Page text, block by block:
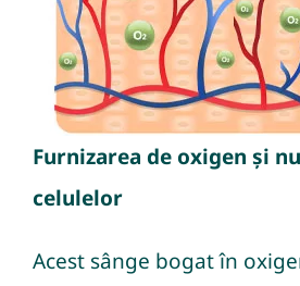
Furnizarea de oxigen și
celulelor
Acest sânge bogat în